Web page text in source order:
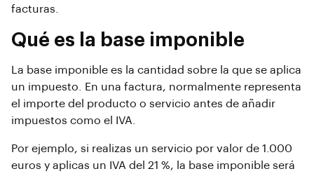
facturas.
Qué es la base imponible
La base imponible es la cantidad sobre la que se aplica
un impuesto. En una factura, normalmente representa
el importe del producto o servicio antes de añadir
impuestos como el IVA.
Por ejemplo, si realizas un servicio por valor de 1.000
euros y aplicas un IVA del 21 %, la base imponible será